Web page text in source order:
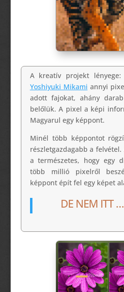
A kreatív projekt
Yoshiyuki Mikami annyi
adott fajokat, ahány
belőlük. A pixel a képi
Magyarul egy képpont.
Minél több képpontot
részletgazdagabb a felvétel.
a természetes, hogy egy
több millió pixelről
képpont épít fel egy képet
DE NEM ITT